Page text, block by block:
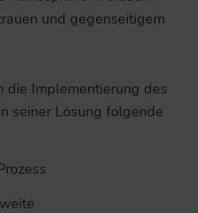
und gegenseitigem
die Implementierung des
seiner Lösung folgende